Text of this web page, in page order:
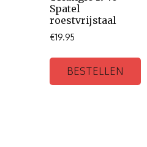
Spatel
roestvrijstaal
€19.95
BESTELLEN